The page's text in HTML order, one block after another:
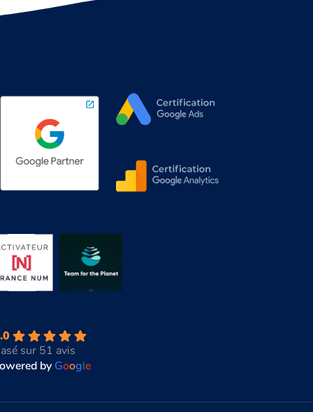
sur 51 avis
by Google